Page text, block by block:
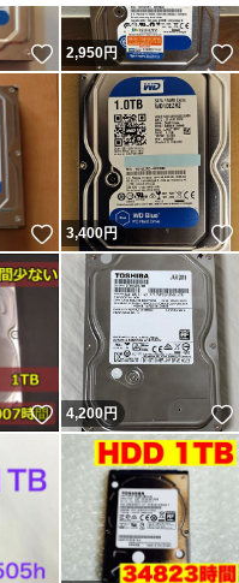
いいね！
2,950円
いいね！
3,400円
いいね！
4,200円